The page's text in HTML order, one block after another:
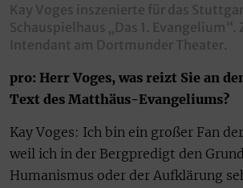
Kay Voges inszenierte für das
Schauspielhaus „Das 1. Evangelium“.
Intendant am Dortmunder Theater.
pro: Herr Voges, was reizt Sie an
Text des Matthäus-Evangeliums?
Kay Voges: Ich bin ein großer Fan
weil ich in der Bergpredigt den
Humanismus oder der Aufklärung